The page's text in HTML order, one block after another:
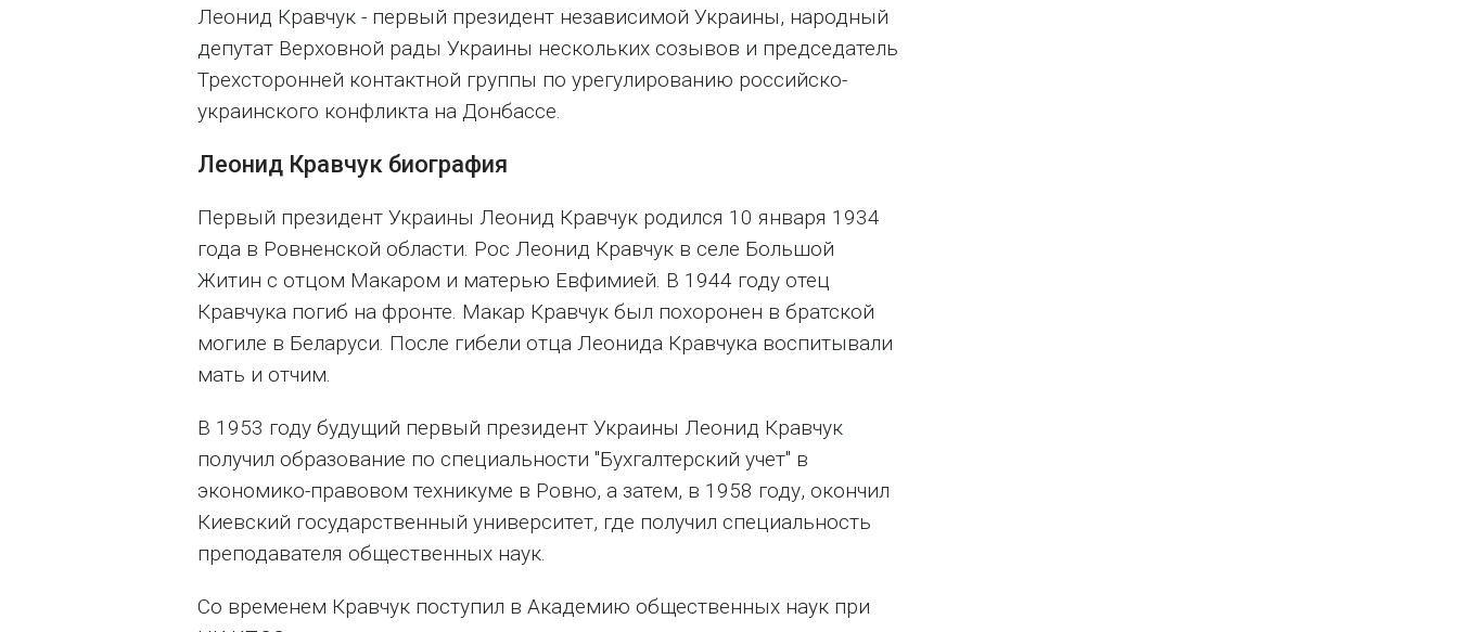
Леонид Кравчук - первый президент независимой Украины, народный
депутат Верховной рады Украины нескольких созывов и председатель
Трехсторонней контактной группы по урегулированию российско-
украинского конфликта на Донбассе.
Леонид Кравчук биография
Первый президент Украины Леонид Кравчук родился 10 января 1934
года в Ровненской области. Рос Леонид Кравчук в селе Большой
Житин с отцом Макаром и матерью Евфимией. В 1944 году отец
Кравчука погиб на фронте. Макар Кравчук был похоронен в братской
могиле в Беларуси. После гибели отца Леонида Кравчука воспитывали
мать и отчим.
В 1953 году будущий первый президент Украины Леонид Кравчук
получил образование по специальности "Бухгалтерский учет" в
экономико-правовом техникуме в Ровно, а затем, в 1958 году, окончил
Киевский государственный университет, где получил специальность
преподавателя общественных наук.
Со временем Кравчук поступил в Академию общественных наук при